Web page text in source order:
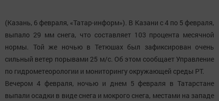
(Казань, 6 февраля, «Татар-информ»). В Казани с 4 по 5 февраля,
выпало 29 мм снега, что составляет 103 процента месячной
нормы. Той же ночью в Тетюшах был зафиксирован очень
сильный ветер порывами 25 м/с. Об этом сообщает Управление
по гидрометеорологии и мониторингу окружающей среды РТ.
Вечером 4 февраля, ночью и днем 5 февраля в Татарстане
выпали осадки в виде снега и мокрого снега, местами на западе